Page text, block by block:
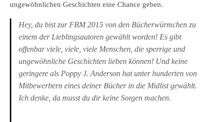
ungewöhnlichen Geschichten eine Chance geben.
Hey, du bist zur FBM 2015 von den Bücherwürmchen zu
einem der Lieblingsautoren gewählt worden! Es gibt
offenbar viele, viele, viele Menschen, die sperrige und
ungewöhnliche Geschichten lieben können! Und keine
geringere als Poppy J. Anderson hat unter hunderten von
Mitbewerbern eines deiner Bücher in die Midlist gewählt.
Ich denke, da musst du dir keine Sorgen machen.